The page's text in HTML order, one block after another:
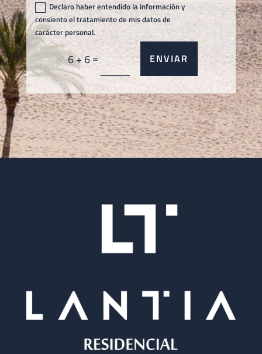
Declaro haber entendido la información y
consiento el tratamiento de mis datos de
carácter personal.
6 + 6= ENVIAR